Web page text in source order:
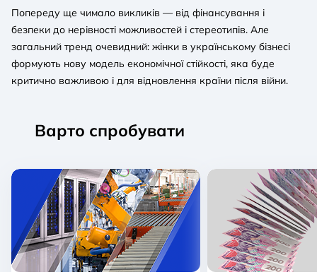
Попереду ще чимало викликів — від фінансування і
безпеки до нерівності можливостей і стереотипів. Але
загальний тренд очевидний: жінки в українському бізнесі
формують нову модель економічної стійкості, яка буде
критично важливою і для відновлення країни після війни.
Варто спробувати